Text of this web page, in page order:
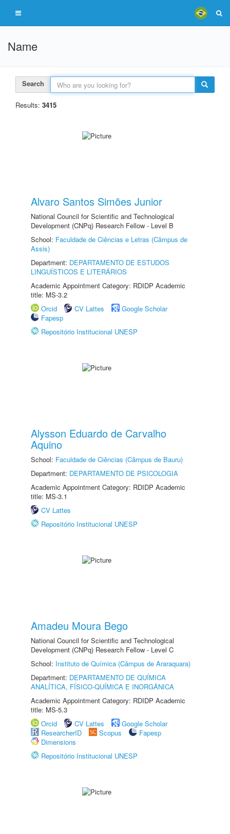
Name
Search
Results: 3415
Alvaro Santos Simões Junior
National Council for Scientific and Technological
Development (CNPq) Research Fellow - Level B
School: Faculdade de Ciências e Letras (Câmpus de
Assis)
Department: DEPARTAMENTO DE ESTUDOS
LINGUÍSTICOS E LITERÁRIOS
Academic Appointment Category: RDIDP Academic
title: MS-3.2
Orcid
CV Lattes
Google Scholar
Fapesp
Repositório Institucional UNESP
Alysson Eduardo de Carvalho
Aquino
School: Faculdade de Ciências (Câmpus de Bauru)
Department: DEPARTAMENTO DE PSICOLOGIA
Academic Appointment Category: RDIDP Academic
title: MS-3.1
CV Lattes
Repositório Institucional UNESP
Amadeu Moura Bego
National Council for Scientific and Technological
Development (CNPq) Research Fellow - Level C
School: Instituto de Química (Câmpus de Araraquara)
Department: DEPARTAMENTO DE QUÍMICA
ANALÍTICA, FÍSICO-QUÍMICA E INORGÂNICA
Academic Appointment Category: RDIDP Academic
title: MS-5.3
Orcid
CV Lattes
Google Scholar
ResearcherID
Scopus
Fapesp
Dimensions
Repositório Institucional UNESP